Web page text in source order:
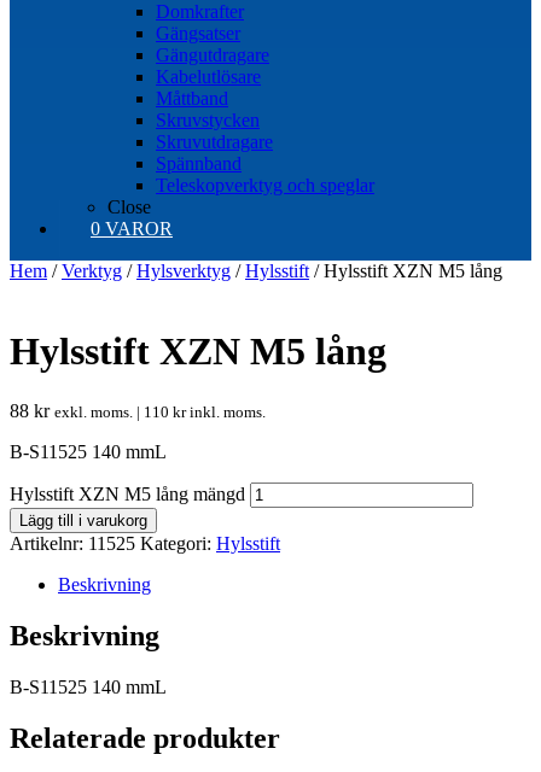
Domkrafter
Gängsatser
Gängutdragare
Kabelutlösare
Måttband
Skruvstycken
Skruvutdragare
Spännband
Teleskopverktyg och speglar
Close
0 VAROR
Hem /Verktyg /Hylsverktyg /Hylsstift / Hylsstift XZN M5 lång
Hylsstift XZN M5 lång
88 kr exkl. moms. | 110 krinkl. moms.
B-S11525 140 mmL
Hylsstift XZN M5 lång mängd
Lägg till i varukorg
Artikelnr: 11525 Kategori: Hylsstift
Beskrivning
Beskrivning
B-S11525 140 mmL
Relaterade produkter